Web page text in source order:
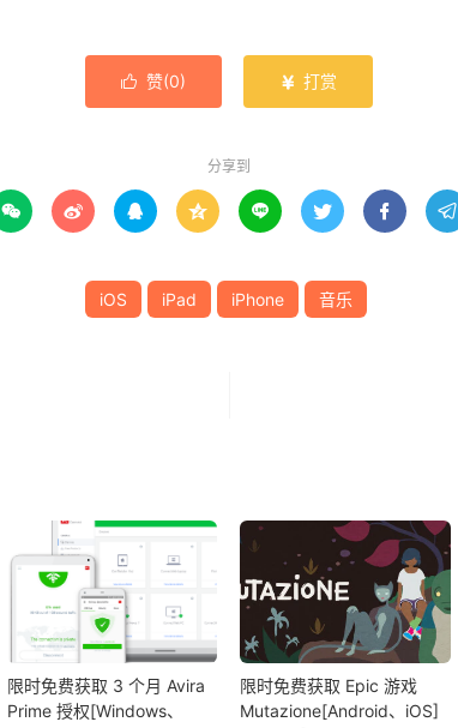
 赞(0)  打赏
分享到
       
iOS iPad iPhone 音乐
限时免费获取 3 个月 Avira
Prime 授权[Windows、
限时免费获取 Epic 游戏
Mutazione[Android、iOS]